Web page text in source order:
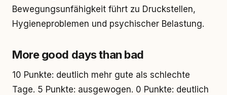
Bewegungsunfähigkeit führt zu Druckstellen,
Hygieneproblemen und psychischer Belastung.
More good days than bad
10 Punkte: deutlich mehr gute als schlechte
Tage. 5 Punkte: ausgewogen. 0 Punkte: deutlich